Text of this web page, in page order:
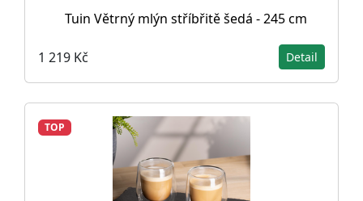
Tuin Větrný mlýn stříbřitě šedá - 245 cm
1 219 Kč Detail
TOP